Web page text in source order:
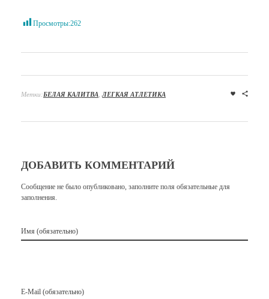
Просмотры:262
Метки:БЕЛАЯ КАЛИТВА ,ЛЕГКАЯ АТЛЕТИКА
ДОБАВИТЬ КОММЕНТАРИЙ
Сообщение не было опубликовано, заполните поля обязательные для
заполнения.
Имя (обязательно)
E-Mail (обязательно)